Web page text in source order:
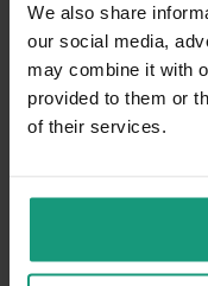
We also share
our social media,
may combine it with
provided to them or
of their services.
Dziękujemy za
poświęcony na
mamy takich
Małgorzata
lekkostrawna,